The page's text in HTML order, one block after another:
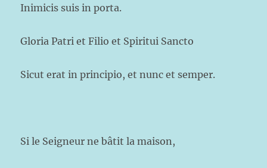
Inimicis suis in porta.
Gloria Patri et Filio et Spiritui Sancto
Sicut erat in principio, et nunc et semper.
Si le Seigneur ne bâtit la maison,